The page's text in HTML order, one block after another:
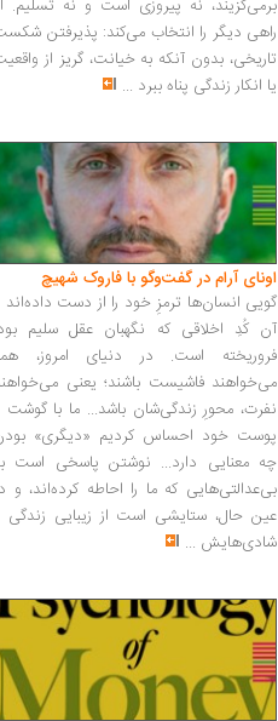
برمی‌گزیند، نه پیروزی است و نه تسلیم.
راهی دیگر را انتخاب می‌کند: پذیرفتن
تاریخی، بدون آنکه به خیانت، گریز از
یا انکار زندگی پناه ببرد ...
اونای آرام در گفت‌وگو با فاروک شهیچ‭
گویی انسان‌ها ترمزِ خود را از دست داده‌اند
آن کُدِ اخلاقی که نگهبان عقل سلیم
فروریخته است. در دنیای امروز،
می‌خواهند فاشیست باشند؛ یعنی
نفرت، محورِ زندگی‌شان باشد... ما با گوشت
پوست خود احساس کردیم «دیگری»
چه معنایی دارد... نوشتن پاسخی است
بی‌عدالتی‌هایی که ما را احاطه کرده‌اند، و
عین حال، ستایشی است از زیبایی زندگی
شادی‌هایش ...